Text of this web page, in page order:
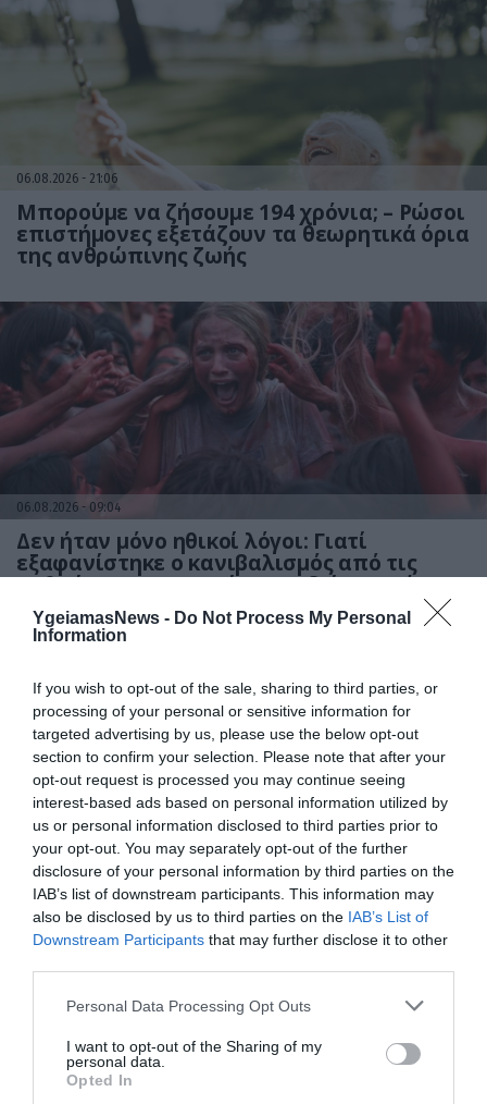
YgeiamasNews - Do Not Process My Personal
Information
If you wish to opt-out of the sale, sharing to third parties, or
processing of your personal or sensitive information for
targeted advertising by us, please use the below opt-out
section to confirm your selection. Please note that after your
opt-out request is processed you may continue seeing
interest-based ads based on personal information utilized by
us or personal information disclosed to third parties prior to
your opt-out. You may separately opt-out of the further
disclosure of your personal information by third parties on the
IAB’s list of downstream participants. This information may
also be disclosed by us to third parties on the IAB’s List of
Downstream Participants that may further disclose it to other
Please note that this website/app uses one or more Google
not limited to your visit or usage behaviour. You may click to
grant or deny consent to Google and its third-party tags to
use your data for below specified purposes in below Google
Personal Data Processing Opt Outs
I want to opt-out of the Sharing of my
personal data.
Opted In
06.08.2026 21:06
Μπορούμε να ζήσουμε 194 χρόνια; – Ρώσοι
επιστήμονες εξετάζουν τα θεωρητικά όρια
της ανθρώπινης ζωής
06.08.2026 09:04
Δεν ήταν μόνο ηθικοί λόγοι: Γιατί
εξαφανίστηκε ο κανιβαλισμός από τις
ανθρώπινες κοινωνίες – Τι δείχνει νέα
έρευνα
01.08.2026 15:06
Αυτό είναι το σύμπτωμα του καρκίνου του
δέρματος που μπορεί να εντοπιστεί στο
κομμωτήριο! – Τι δείχνει νέα έρευνα